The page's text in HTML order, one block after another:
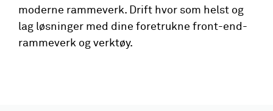
moderne rammeverk. Drift hvor som helst og
lag løsninger med dine foretrukne front-end-
rammeverk og verktøy.